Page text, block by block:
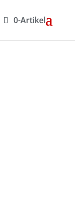
0-Artikel